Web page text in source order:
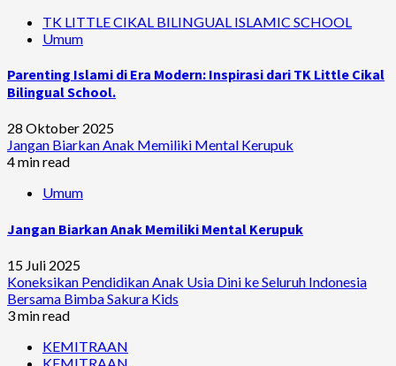
TK LITTLE CIKAL BILINGUAL ISLAMIC SCHOOL
Umum
Parenting Islami di Era Modern: Inspirasi dari TK Little Cikal
Bilingual School.
28 Oktober 2025
Jangan Biarkan Anak Memiliki Mental Kerupuk
4 min read
Umum
Jangan Biarkan Anak Memiliki Mental Kerupuk
15 Juli 2025
Koneksikan Pendidikan Anak Usia Dini ke Seluruh Indonesia
Bersama Bimba Sakura Kids
3 min read
KEMITRAAN